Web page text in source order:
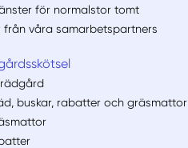
för normalstor tomt
från våra samarbetspartners
buskar, rabatter och gräsmattor